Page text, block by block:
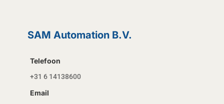
SAM Automation B.V.
Telefoon
+31 6 14138600
Email